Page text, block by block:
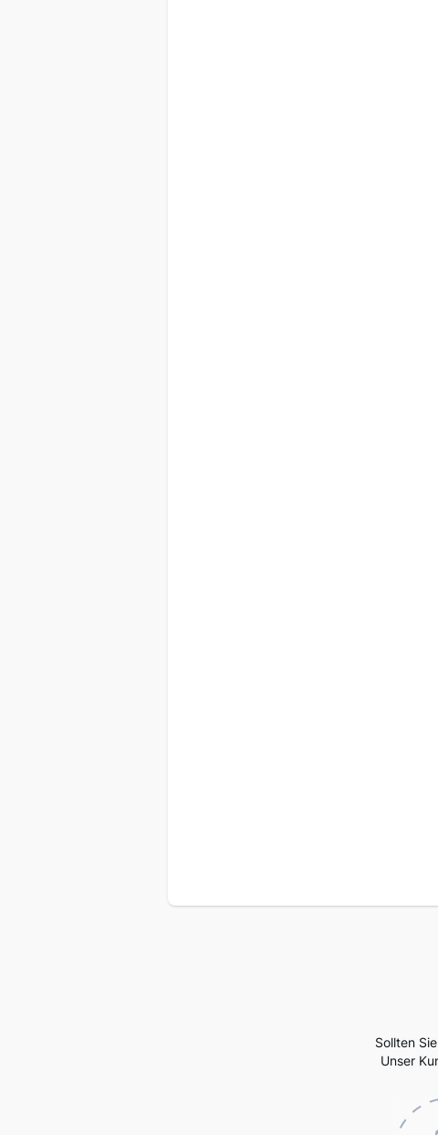
Sollten
Unser